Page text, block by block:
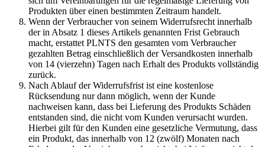
Produkten über einen bestimmten Zeitraum handelt.
Wenn der Verbraucher von seinem Widerrufsrecht innerhalb
der in Absatz 1 dieses Artikels genannten Frist Gebrauch
macht, erstattet PLNTS den gesamten vom Verbraucher
gezahlten Betrag einschließlich der Versandkosten innerhalb
von 14 (vierzehn) Tagen nach Erhalt des Produkts vollständig
zurück.
Nach Ablauf der Widerrufsfrist ist eine kostenlose
Rücksendung nur dann möglich, wenn der Kunde
nachweisen kann, dass bei Lieferung des Produkts Schäden
entstanden sind, die nicht vom Kunden verursacht wurden.
Hierbei gilt für den Kunden eine gesetzliche Vermutung, dass
ein Produkt, das innerhalb von 12 (zwölf) Monaten nach